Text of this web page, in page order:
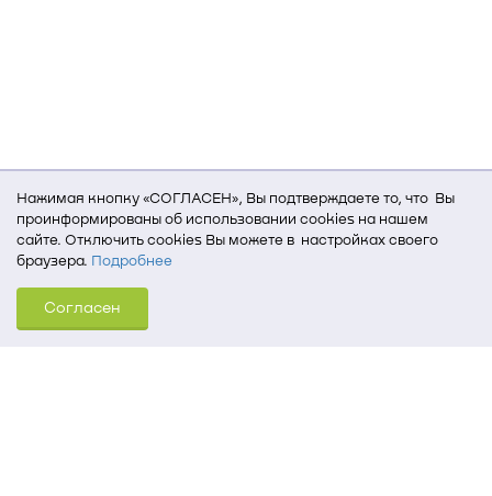
Нажимая кнопку «СОГЛАСЕН», Вы подтверждаете то, что Вы
проинформированы об использовании cookies на нашем
сайте. Отключить cookies Вы можете в настройках своего
браузера. Подробнее
Для того, чтобы мы могли качественно предоставить Вам
услуги, мы используем cookies, которые сохраняются
на Вашем компьютере (Сведения о местоположении; ip-адрес;
Согласен